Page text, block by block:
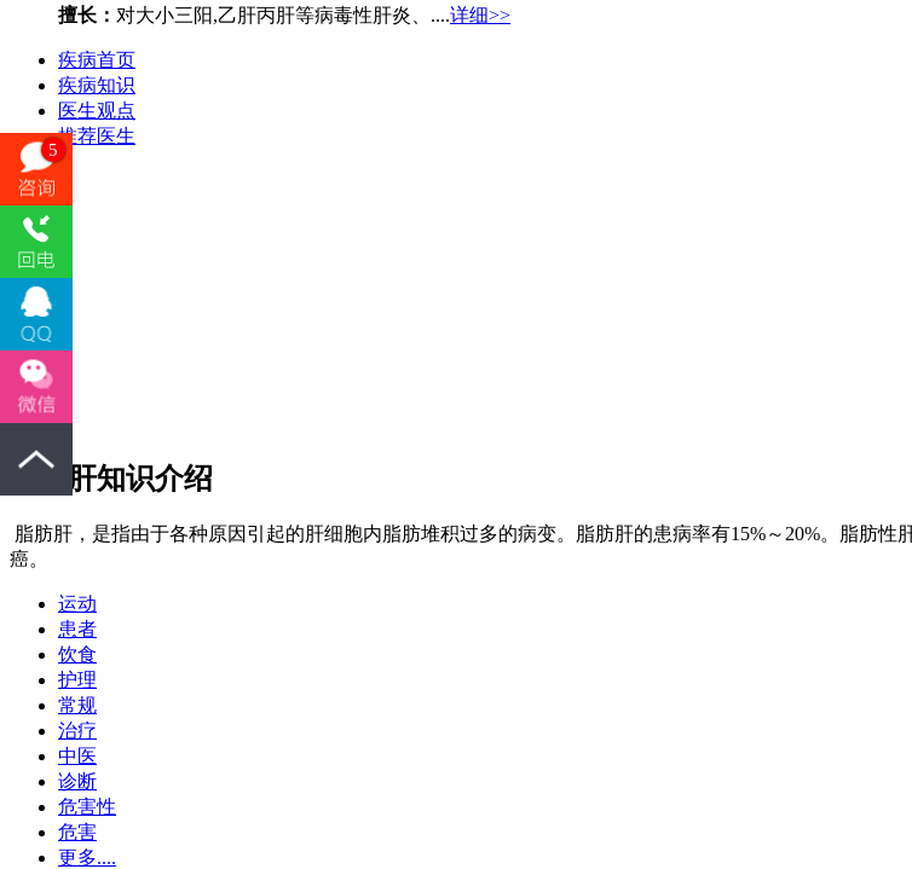
擅长： 对大小三阳,乙肝丙肝等病毒性肝炎、....详细>>
疾病首页
疾病知识
医生观点
推荐医生
脂肪肝知识介绍
脂肪肝，是指由于各种原因引起的肝细胞内脂肪堆积过多的病变。脂肪肝的患病率有15%～20%。脂肪
癌。
运动
患者
饮食
护理
常规
治疗
中医
诊断
危害性
危害
更多....
5